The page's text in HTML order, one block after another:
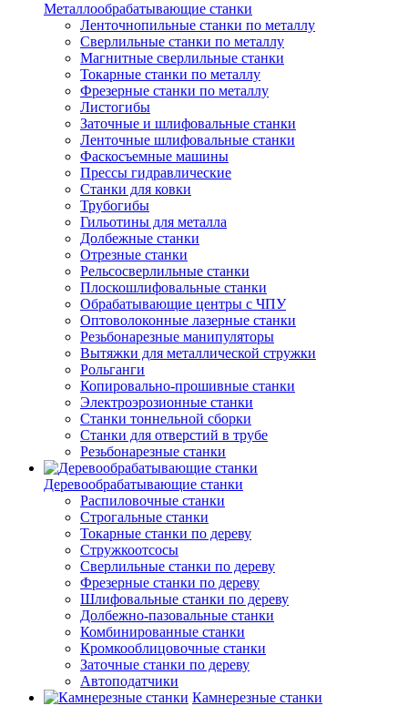
Металлообрабатывающие станки
Ленточнопильные станки по металлу
Сверлильные станки по металлу
Магнитные сверлильные станки
Токарные станки по металлу
Фрезерные станки по металлу
Листогибы
Заточные и шлифовальные станки
Ленточные шлифовальные станки
Фаскосъемные машины
Прессы гидравлические
Станки для ковки
Трубогибы
Гильотины для металла
Долбежные станки
Отрезные станки
Рельсосверлильные станки
Плоскошлифовальные станки
Обрабатывающие центры с ЧПУ
Оптоволоконные лазерные станки
Резьбонарезные манипуляторы
Вытяжки для металлической стружки
Рольганги
Копировально-прошивные станки
Электроэрозионные станки
Станки тоннельной сборки
Станки для отверстий в трубе
Резьбонарезные станки
Деревообрабатывающие станки
Распиловочные станки
Строгальные станки
Токарные станки по дереву
Стружкоотсосы
Сверлильные станки по дереву
Фрезерные станки по дереву
Шлифовальные станки по дереву
Долбежно-пазовальные станки
Комбинированные станки
Кромкооблицовочные станки
Заточные станки по дереву
Автоподатчики
Камнерезные станки